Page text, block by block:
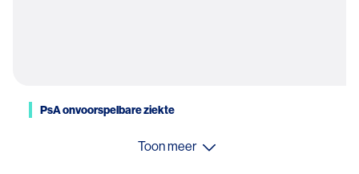
PsA onvoorspelbare ziekte
Toon meer